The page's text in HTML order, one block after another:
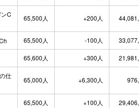
C
65,500人 +200人
65,500人 -100人
65,600人 +300人
仕
65,000人 +6,300人
65,500人 +100人